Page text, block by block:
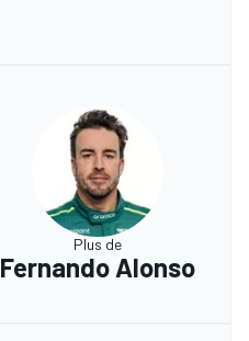
Plus de
Fernando Alonso